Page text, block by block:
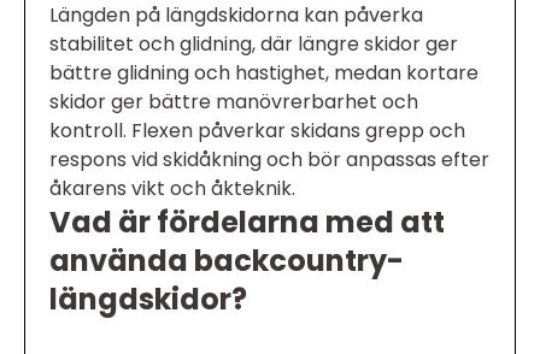
Längden på längdskidorna kan påverka
stabilitet och glidning, där längre skidor ger
bättre glidning och hastighet, medan kortare
skidor ger bättre manövrerbarhet och
kontroll. Flexen påverkar skidans grepp och
respons vid skidåkning och bör anpassas efter
åkarens vikt och åkteknik.
Vad är fördelarna med att
använda backcountry-
längdskidor?